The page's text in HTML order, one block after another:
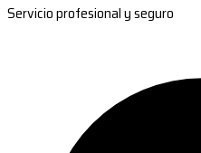
Servicio profesional y seguro